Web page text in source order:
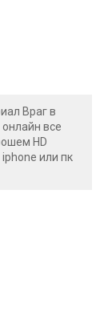
Враг в
все
HD
или пк